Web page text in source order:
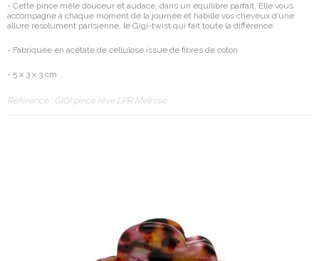
- Cette pince mêle douceur et audace, dans un équilibre parfait. Elle vous
accompagne à chaque moment de la journée et habille vos cheveux d’une
allure résolument parisienne, le Gigi-twist qui fait toute la différence.
- Fabriquée en acétate de cellulose issue de fibres de coton
- 5 x 3 x 3 cm
Référence : GIGI pince rêve LPR Melrose